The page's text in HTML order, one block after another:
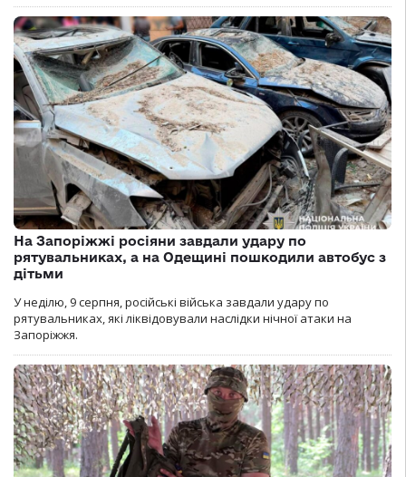
На Запоріжжі росіяни завдали удару по
рятувальниках, а на Одещині пошкодили автобус з
дітьми
У неділю, 9 серпня, російські війська завдали удару по
рятувальниках, які ліквідовували наслідки нічної атаки на
Запоріжжя.